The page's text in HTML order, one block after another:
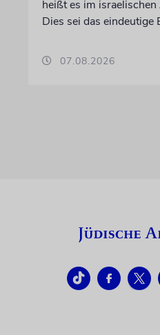
heißt es im
Dies sei das eindeutige
07.08.2026